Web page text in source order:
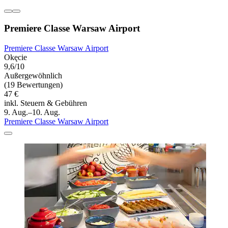
Premiere Classe Warsaw Airport
Premiere Classe Warsaw Airport
Okęcie
9,6/10
Außergewöhnlich
(19 Bewertungen)
47 €
inkl. Steuern & Gebühren
9. Aug.–10. Aug.
Premiere Classe Warsaw Airport